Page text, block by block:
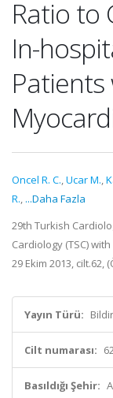
Ratio to
In-
Patients
Oncel R. C.,Ucar M.,
R., ...Daha Fazla
29th Turkish
Cardiology (TSC)
29 Ekim 2013, cilt.62,
Yayın Türü:
Cilt numarası:
Basıldığı Şehir: